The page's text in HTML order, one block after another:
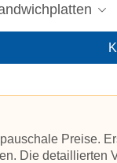
Preise.
Die